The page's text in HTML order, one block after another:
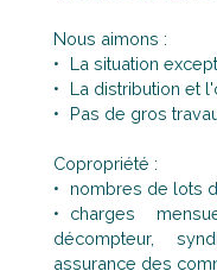
Nous aimons :
La situation
La distribution et
Pas de gros
Copropriété :
nombres de lots
charges
décompteur,
assurance des